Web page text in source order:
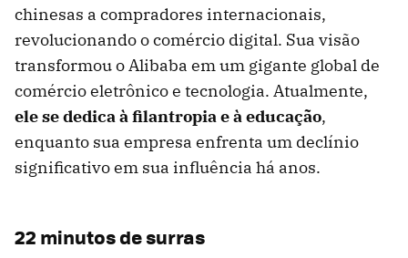
chinesas a compradores internacionais,
revolucionando o comércio digital. Sua visão
transformou o Alibaba em um gigante global de
comércio eletrônico e tecnologia. Atualmente,
ele se dedica à filantropia e à educação,
enquanto sua empresa enfrenta um declínio
significativo em sua influência há anos.
22 minutos de surras